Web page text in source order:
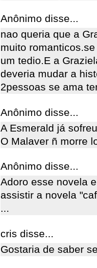
Anônimo disse...
nao queria que a
muito
um tedio.E a
deveria mudar a
2pessoas se ama
Anônimo disse...
A Esmerald já
O Malaver ñ morre
Anônimo disse...
Adoro esse novela
assistir a novela
...
cris disse...
Gostaria de saber